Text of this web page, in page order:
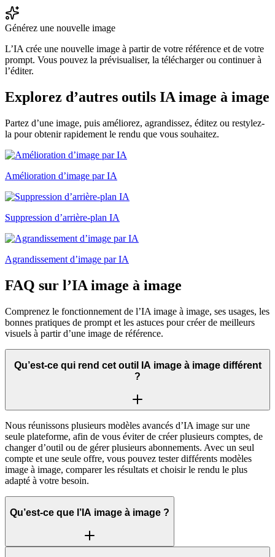
Générez une nouvelle image
L’IA crée une nouvelle image à partir de votre référence et de votre
prompt. Vous pouvez la prévisualiser, la télécharger ou continuer à
l’éditer.
Explorez d’autres outils IA image à image
Partez d’une image, puis améliorez, agrandissez, éditez ou restylez-
la pour obtenir rapidement le rendu que vous souhaitez.
Amélioration d’image par IA
Suppression d’arrière-plan IA
Agrandissement d’image par IA
FAQ sur l’IA image à image
Comprenez le fonctionnement de l’IA image à image, ses usages, les
bonnes pratiques de prompt et les astuces pour créer de meilleurs
visuels à partir d’une image de référence.
Qu’est-ce qui rend cet outil IA image à image différent
?
Nous réunissons plusieurs modèles avancés d’IA image sur une
seule plateforme, afin de vous éviter de créer plusieurs comptes, de
changer d’outil ou de gérer plusieurs abonnements. Avec un seul
compte et une seule offre, vous pouvez tester différents modèles
image à image, comparer les résultats et choisir le rendu le plus
adapté à votre besoin.
Qu’est-ce que l’IA image à image ?